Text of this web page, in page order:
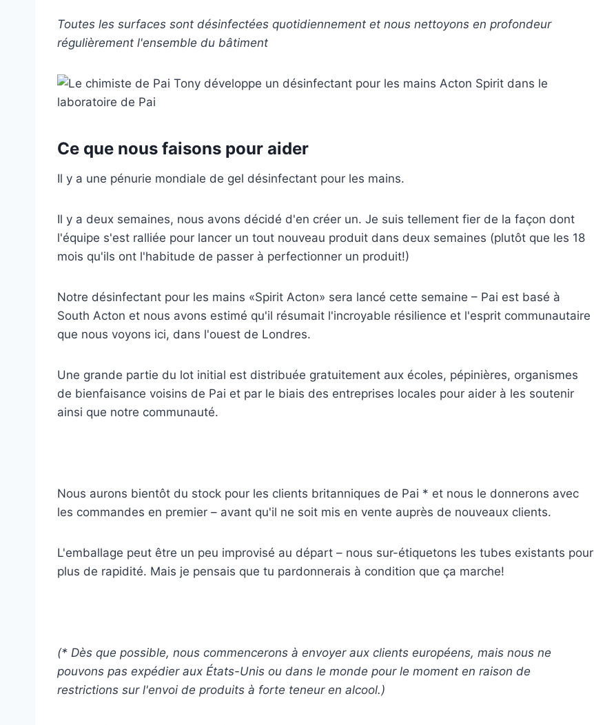
Toutes les surfaces sont désinfectées quotidiennement et nous nettoyons en profondeur
régulièrement l'ensemble du bâtiment
Ce que nous faisons pour aider
Il y a une pénurie mondiale de gel désinfectant pour les mains.
Il y a deux semaines, nous avons décidé d'en créer un. Je suis tellement fier de la façon dont
l'équipe s'est ralliée pour lancer un tout nouveau produit dans deux semaines (plutôt que les 18
mois qu'ils ont l'habitude de passer à perfectionner un produit!)
Notre désinfectant pour les mains «Spirit Acton» sera lancé cette semaine – Pai est basé à
South Acton et nous avons estimé qu'il résumait l'incroyable résilience et l'esprit communautaire
que nous voyons ici, dans l'ouest de Londres.
Une grande partie du lot initial est distribuée gratuitement aux écoles, pépinières, organismes
de bienfaisance voisins de Pai et par le biais des entreprises locales pour aider à les soutenir
ainsi que notre communauté.
Nous aurons bientôt du stock pour les clients britanniques de Pai * et nous le donnerons avec
les commandes en premier – avant qu'il ne soit mis en vente auprès de nouveaux clients.
L'emballage peut être un peu improvisé au départ – nous sur-étiquetons les tubes existants pour
plus de rapidité. Mais je pensais que tu pardonnerais à condition que ça marche!
(* Dès que possible, nous commencerons à envoyer aux clients européens, mais nous ne
pouvons pas expédier aux États-Unis ou dans le monde pour le moment en raison de
restrictions sur l'envoi de produits à forte teneur en alcool.)